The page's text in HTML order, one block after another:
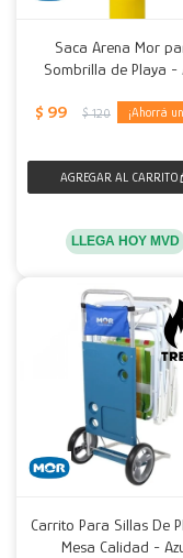
Saca Arena Mor
Sombrilla de Playa -
$ 99 $ 120
LLEGA HOY MVD
Carrito Para Sillas De
Mesa Calidad -